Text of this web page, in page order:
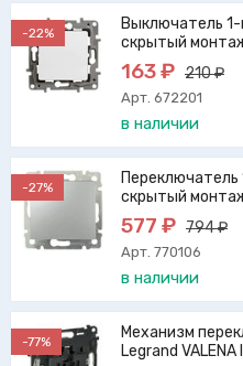
-22%
Выключатель 1-
скрытый
163 ₽ 210 ₽
Арт. 672201
в наличии
-27%
Переключатель
скрытый
577 ₽ 794 ₽
Арт. 770106
в наличии
-77%
Механизм
Legrand